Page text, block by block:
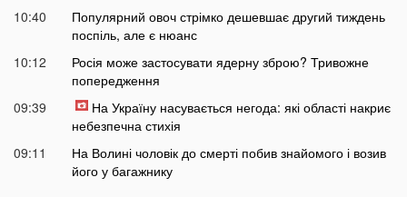
10:40
Популярний овоч стрімко дешевшає другий тиждень
поспіль, але є нюанс
10:12
Росія може застосувати ядерну зброю? Тривожне
попередження
09:39
На Україну насувається негода: які області накриє
небезпечна стихія
09:11
На Волині чоловік до смерті побив знайомого і возив
його у багажнику